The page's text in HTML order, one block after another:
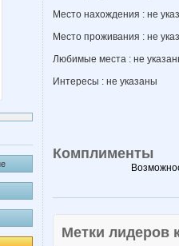
Место нахождения : не
Место проживания : не
Любимые места : не
Интересы : не указаны
Комплименты
Метки